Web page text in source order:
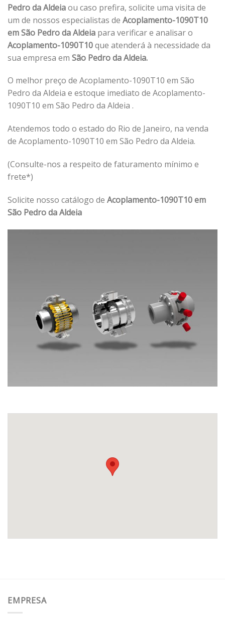
Pedro da Aldeiaou caso prefira, solicite uma visita de
um de nossos especialistas de Acoplamento-1090T10
em São Pedro da Aldeia para verificar e analisar o
Acoplamento-1090T10que atenderá à necessidade da
sua empresa em São Pedro da Aldeia.
O melhor preço de Acoplamento-1090T10 em São
Pedro da Aldeia e estoque imediato de Acoplamento-
1090T10 em São Pedro da Aldeia .
Atendemos todo o estado do Rio de Janeiro, na venda
de Acoplamento-1090T10 em São Pedro da Aldeia.
(Consulte-nos a respeito de faturamento mínimo e
frete*)
Solicite nosso catálogo de Acoplamento-1090T10 em
São Pedro da Aldeia
EMPRESA